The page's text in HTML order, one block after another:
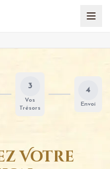
3
Vos
Trésors
4
Envoi
Votre